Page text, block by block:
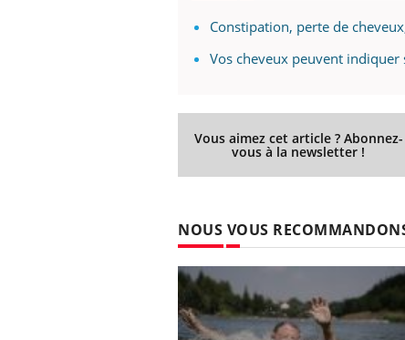
Constipation, perte de
Vos cheveux peuvent
Vous aimez cet article ? Abonnez-
vous à la newsletter !
NOUS VOUS